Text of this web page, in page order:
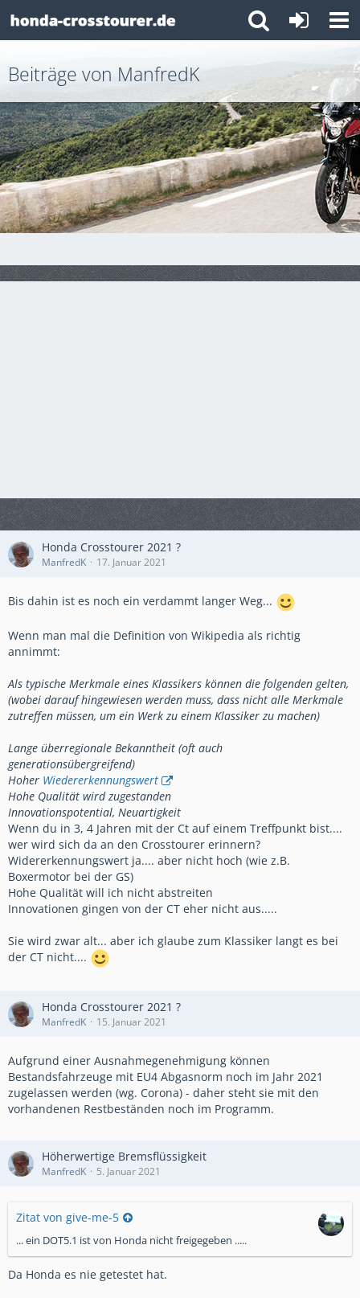
Beiträge von ManfredK
Honda Crosstourer 2021 ?
ManfredK 17. Januar 2021
Bis dahin ist es noch ein verdammt langer Weg...
Wenn man mal die Definition von Wikipedia als richtig
annimmt:
Als typische Merkmale eines Klassikers können die folgenden gelten,
(wobei darauf hingewiesen werden muss, dass nicht alle Merkmale
zutreffen müssen, um ein Werk zu einem Klassiker zu machen)
Lange überregionale Bekanntheit (oft auch
generationsübergreifend)
Hoher Wiedererkennungswert
Hohe Qualität wird zugestanden
Innovationspotential, Neuartigkeit
Wenn du in 3, 4 Jahren mit der Ct auf einem Treffpunkt bist....
wer wird sich da an den Crosstourer erinnern?
Widererkennungswert ja.... aber nicht hoch (wie z.B.
Boxermotor bei der GS)
Hohe Qualität will ich nicht abstreiten
Innovationen gingen von der CT eher nicht aus.....
Sie wird zwar alt... aber ich glaube zum Klassiker langt es bei
der CT nicht....
Honda Crosstourer 2021 ?
ManfredK 15. Januar 2021
Aufgrund einer Ausnahmegenehmigung können
Bestandsfahrzeuge mit EU4 Abgasnorm noch im Jahr 2021
zugelassen werden (wg. Corona) - daher steht sie mit den
vorhandenen Restbeständen noch im Programm.
Höherwertige Bremsflüssigkeit
ManfredK 5. Januar 2021
Zitat von give-me-5
... ein DOT5.1 ist von Honda nicht freigegeben .....
Da Honda es nie getestet hat.